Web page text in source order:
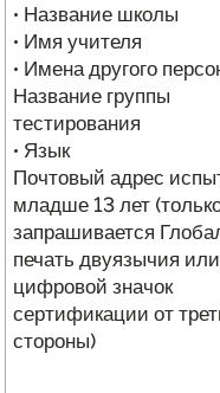
• Название школы
• Имя учителя
• Имена другого
Название группы
тестирования
• Язык
Почтовый адрес
младше 13 лет
запрашивается
печать двуязычия или
цифровой значок
сертификации от
стороны)